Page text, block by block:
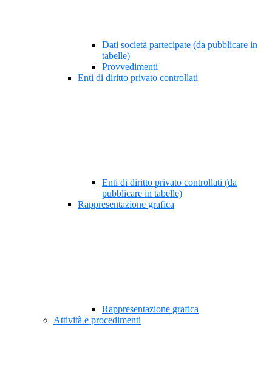
Dati società partecipate (da pubblicare in
tabelle)
Provvedimenti
Enti di diritto privato controllati
Enti di diritto privato controllati (da
pubblicare in tabelle)
Rappresentazione grafica
Rappresentazione grafica
Attività e procedimenti